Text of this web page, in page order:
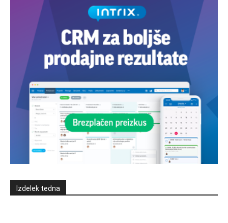
Izdelek tedna